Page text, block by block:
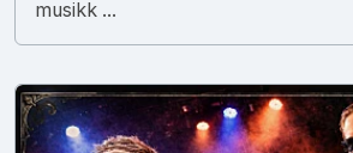
musikk ...